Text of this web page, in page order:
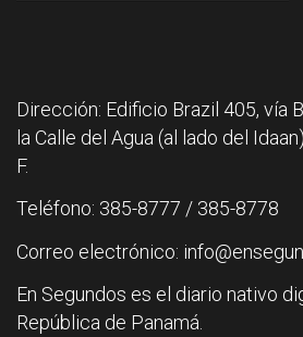
Dirección: Edificio Brazil 405, vía
la Calle del Agua (al lado del
F.
Teléfono: 385-8777 / 385-8778
Correo electrónico:
En Segundos es el diario nativo
República de Panamá.